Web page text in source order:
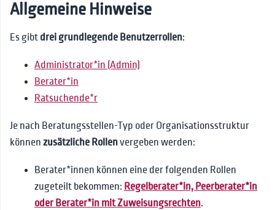
Erste Schritte für Beratende
Allgemeine Hinweise zu
🛠️Beratungsstellenaufbau
🔐Datensicherheit und
Verschlüsselung
🌐Öffentliche Seiten
👤Rollen und Rechte
Verwaltung
Allgemeine Einstellungen
Individualisierung und
Erstanfragen und
Ratsuchendenkommunikation
Nachrichtenkategorien
Chat- und Terminmodul
Sicherheit und
Rechte der Ratsuchenden
Rechtliche Seiten
Administrator*innen
Allgemeine Hinweise
Es gibt drei grundlegende Benutzerrollen:
Administrator*in (Admin)
Berater*in
Ratsuchende*r
Je nach Beratungsstellen-Typ oder Organisationsstruktur
können zusätzliche Rollenvergeben werden:
Berater*innen können eine der folgenden Rollen
zugeteilt bekommen: Regelberater*in, Peerberater*in
oder Berater*in mit Zuweisungsrechten.